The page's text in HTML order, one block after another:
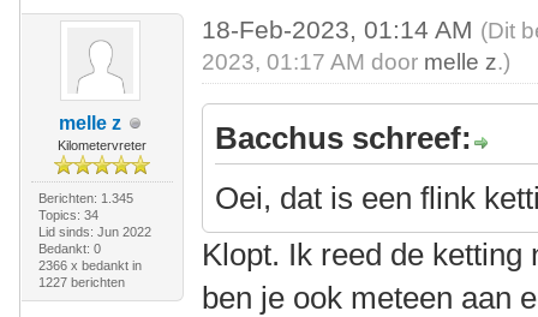
melle z
Kilometervreter
Berichten: 1.345
Topics: 34
Lid sinds: Jun 2022
Bedankt: 0
2366 x bedankt in
1227 berichten
18-Feb-2023, 01:14 AM (Dit
2023, 01:17 AM door melle z.)
Bacchus schreef:
Oei, dat is een flink
Klopt. Ik reed de
ben je ook meteen aan